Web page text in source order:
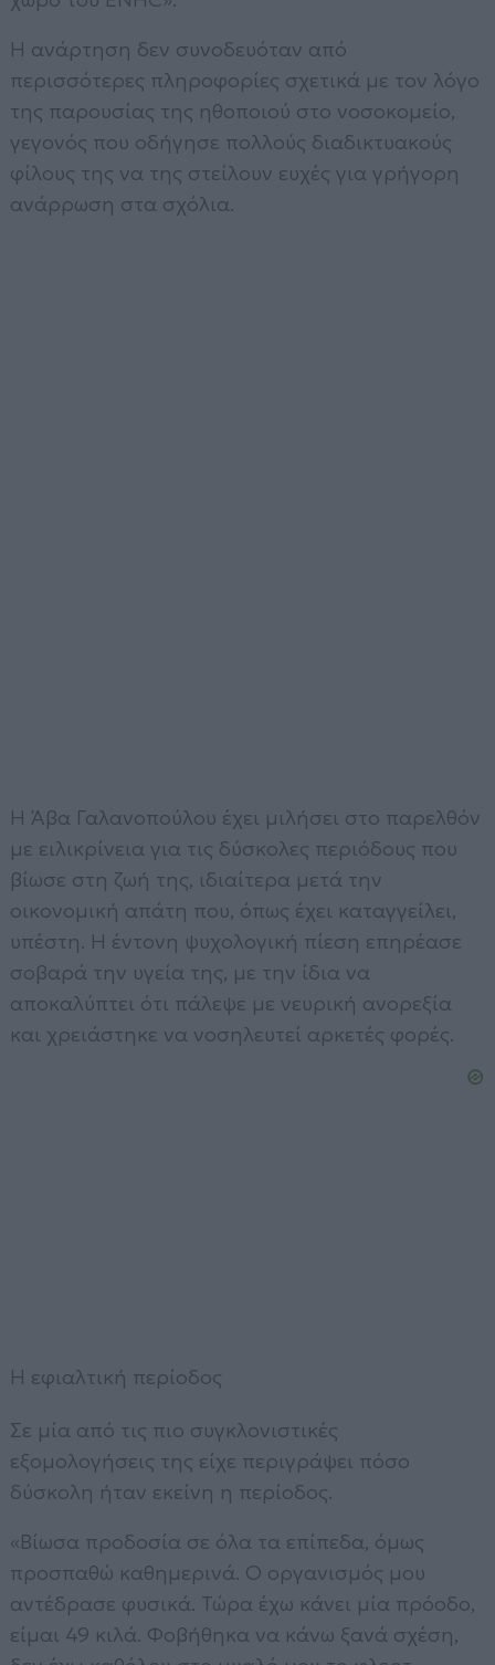
Η ανάρτηση δεν συνοδευόταν από
περισσότερες πληροφορίες σχετικά με τον λόγο
της παρουσίας της ηθοποιού στο νοσοκομείο,
γεγονός που οδήγησε πολλούς διαδικτυακούς
φίλους της να της στείλουν ευχές για γρήγορη
ανάρρωση στα σχόλια.
Η Άβα Γαλανοπούλου έχει μιλήσει στο παρελθόν
με ειλικρίνεια για τις δύσκολες περιόδους που
βίωσε στη ζωή της, ιδιαίτερα μετά την
οικονομική απάτη που, όπως έχει καταγγείλει,
υπέστη. Η έντονη ψυχολογική πίεση επηρέασε
σοβαρά την υγεία της, με την ίδια να
αποκαλύπτει ότι πάλεψε με νευρική ανορεξία
και χρειάστηκε να νοσηλευτεί αρκετές φορές.
Η εφιαλτική περίοδος
Σε μία από τις πιο συγκλονιστικές
εξομολογήσεις της είχε περιγράψει πόσο
δύσκολη ήταν εκείνη η περίοδος.
«Βίωσα προδοσία σε όλα τα επίπεδα, όμως
προσπαθώ καθημερινά. Ο οργανισμός μου
αντέδρασε φυσικά. Τώρα έχω κάνει μία πρόοδο,
είμαι 49 κιλά. Φοβήθηκα να κάνω ξανά σχέση,